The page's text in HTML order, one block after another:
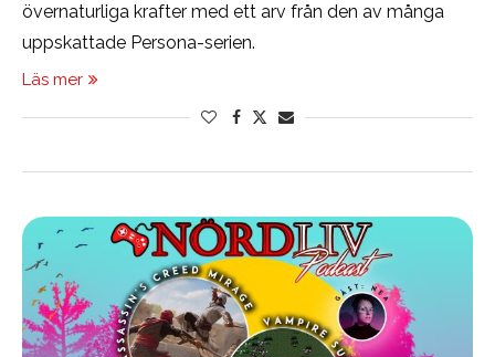
övernaturliga krafter med ett arv från den av många
uppskattade Persona-serien.
Läs mer